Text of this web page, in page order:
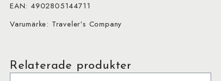
EAN: 4902805144711
Varumärke: Traveler’s Company
Relaterade produkter